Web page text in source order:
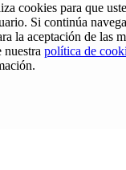
cookies para que
Si continúa
la aceptación de las
nuestra política de